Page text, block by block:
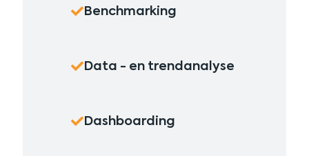
Benchmarking
Data - en trendanalyse
Dashboarding